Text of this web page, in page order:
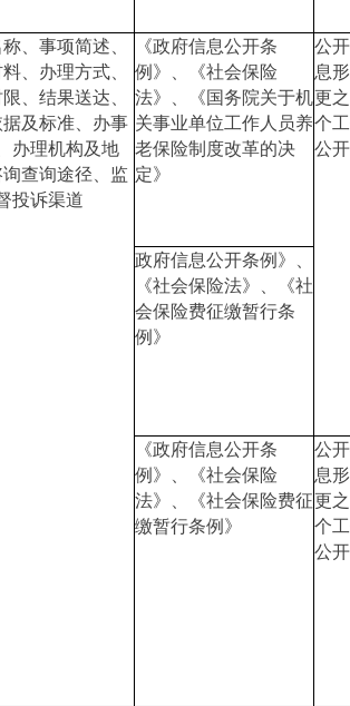
、事项简述、
、办理方式、
、结果送达、
及标准、办事
办理机构及地
查询途径、监
投诉渠道
《政府信息公开条
例》、《社会保险
法》、《国务院关于机
关事业单位工作人员养
老保险制度改革的决
定》
公
息
更
个
公开
政府信息公开条例》、
《社会保险法》、《社
会保险费征缴暂行条
例》
《政府信息公开条
例》、《社会保险
法》、《社会保险费征
缴暂行条例》
公
息
更
个
公开